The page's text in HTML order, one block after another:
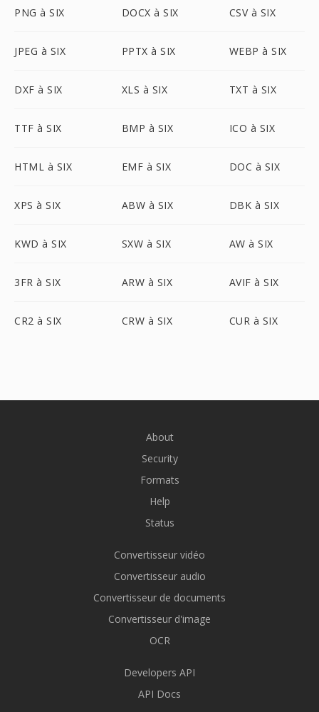
PNG à SIX DOCX à SIX CSV à SIX
JPEG à SIX PPTX à SIX WEBP à SIX
DXF à SIX XLS à SIX TXT à SIX
TTF à SIX BMP à SIX ICO à SIX
HTML à SIX EMF à SIX DOC à SIX
XPS à SIX ABW à SIX DBK à SIX
KWD à SIX SXW à SIX AW à SIX
3FR à SIX ARW à SIX AVIF à SIX
CR2 à SIX CRW à SIX CUR à SIX
About
Security
Formats
Help
Status
Convertisseur vidéo
Convertisseur audio
Convertisseur de documents
Convertisseur d'image
OCR
Developers API
API Docs